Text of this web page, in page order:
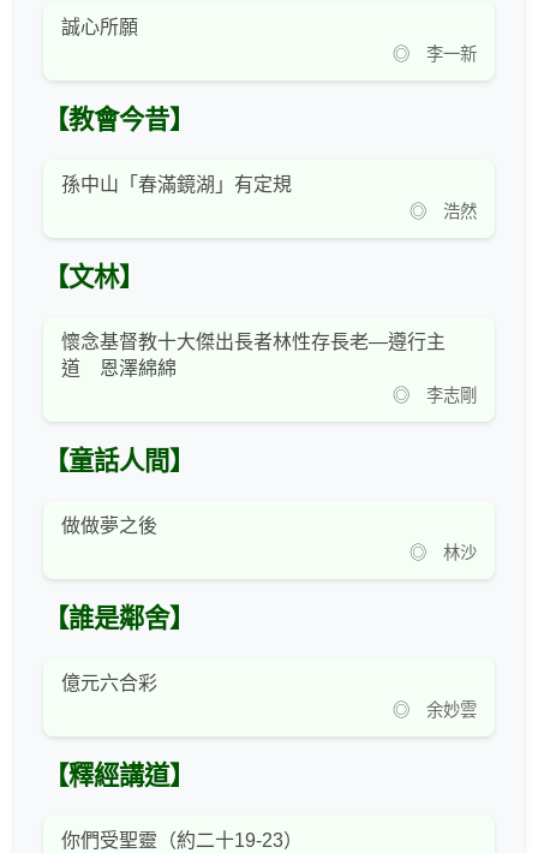
誠心所願
◎ 李一新
【教會今昔】
孫中山「春滿鏡湖」有定規
◎ 浩然
【文林】
懷念基督教十大傑出長者林性存長老—遵行主
道 恩澤綿綿
◎ 李志剛
【童話人間】
做做夢之後
◎ 林沙
【誰是鄰舍】
億元六合彩
◎ 余妙雲
【釋經講道】
你們受聖靈（約二十19-23）